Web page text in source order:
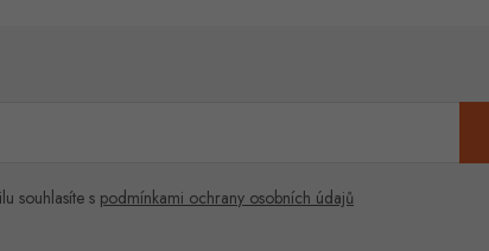
souhlasíte s podmínkami ochrany osobních údajů